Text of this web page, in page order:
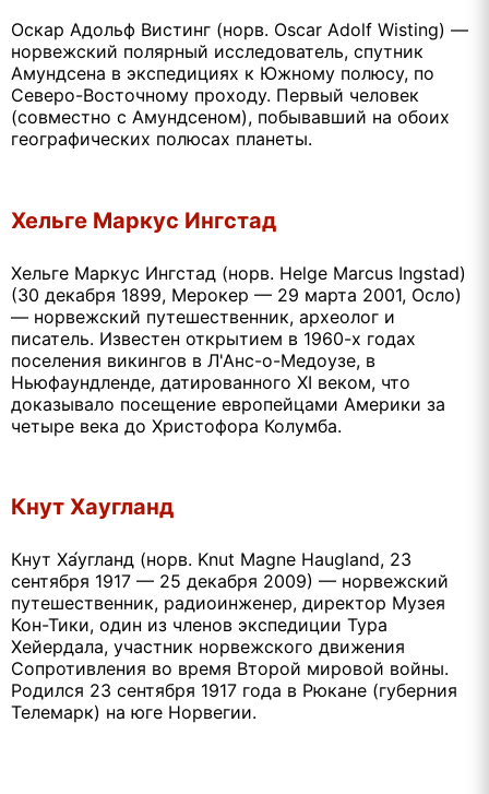
Оскар Адольф Вистинг (норв. Oscar Adolf Wisting) —
норвежский полярный исследователь, спутник
Амундсена в экспедициях к Южному полюсу, по
Северо-Восточному проходу. Первый человек
(совместно с Амундсеном), побывавший на обоих
географических полюсах планеты.
Хельге Маркус Ингстад
Хельге Маркус Ингстад (норв. Helge Marcus Ingstad)
(30 декабря 1899, Мерокер — 29 марта 2001, Осло)
— норвежский путешественник, археолог и
писатель. Известен открытием в 1960-х годах
поселения викингов в Л'Анс-о-Медоузе, в
Ньюфаундленде, датированного XI веком, что
доказывало посещение европейцами Америки за
четыре века до Христофора Колумба.
Кнут Хаугланд
Кнут Ха́угланд (норв. Knut Magne Haugland, 23
сентября 1917 — 25 декабря 2009) — норвежский
путешественник, радиоинженер, директор Музея
Кон-Тики, один из членов экспедиции Тура
Хейердала, участник норвежского движения
Сопротивления во время Второй мировой войны.
Родился 23 сентября 1917 года в Рюкане (губерния
Телемарк) на юге Норвегии.